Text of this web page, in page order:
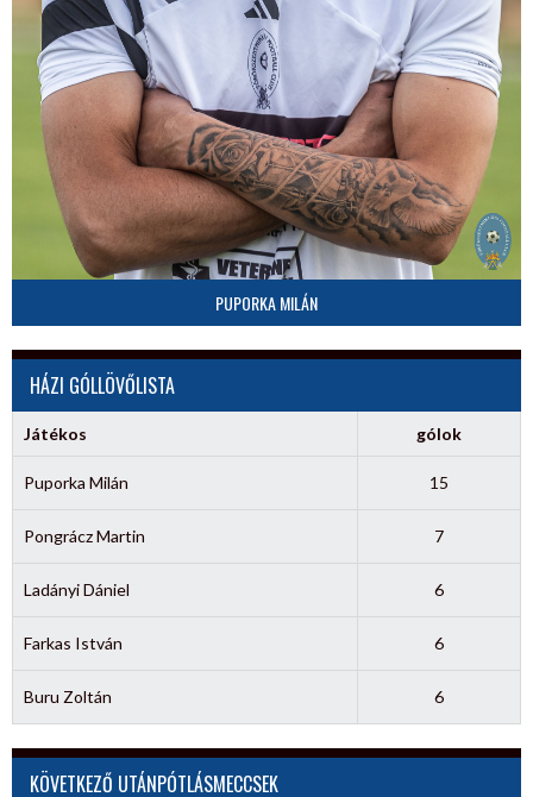
PUPORKA MILÁN
HÁZI GÓLLÖVŐLISTA
Játékos gólok
Puporka Milán 15
Pongrácz Martin 7
Ladányi Dániel 6
Farkas István 6
Buru Zoltán 6
KÖVETKEZŐ UTÁNPÓTLÁSMECCSEK